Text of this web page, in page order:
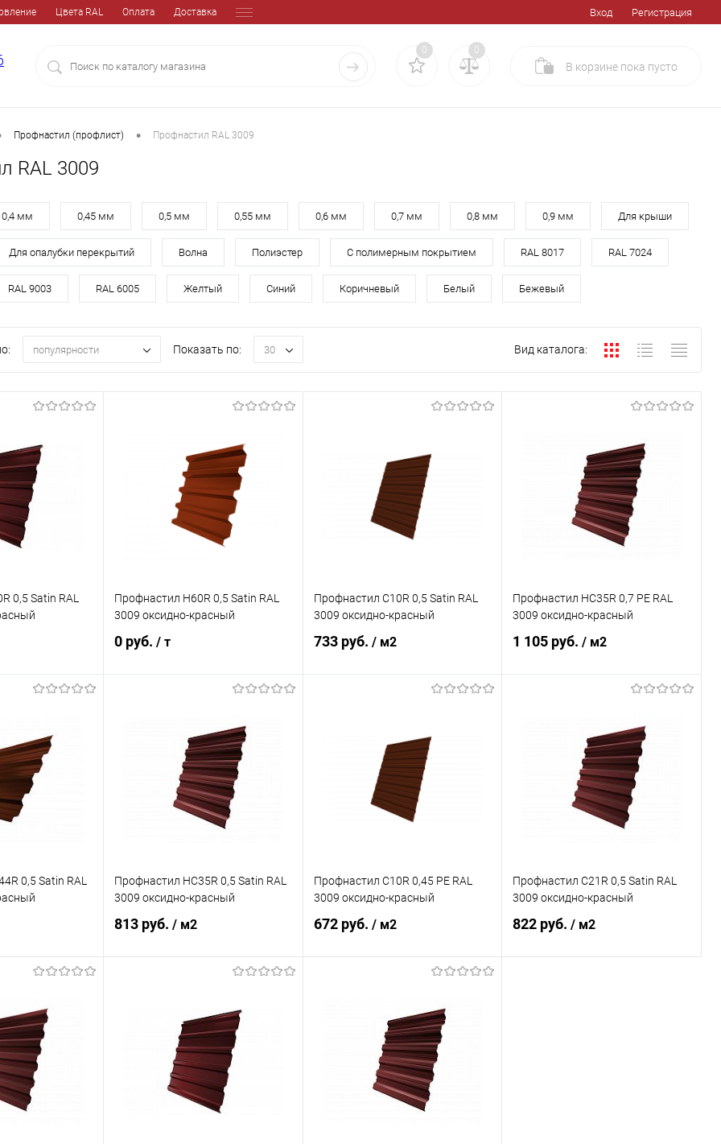
Цвета RAL Оплата Доставка Вход Регистрация
0 0
В корзине пока пусто
Профнастил (профлист) • Профнастил RAL 3009
RAL 3009
0,4 мм 0,45 мм 0,5 мм 0,55 мм 0,6 мм 0,7 мм 0,8 мм 0,9 мм Для крыши
Для опалубки перекрытий Волна Полиэстер С полимерным покрытием RAL 8017 RAL 7024
RAL 9003 RAL 6005 Желтый Синий Коричневый Белый Бежевый
популярности Показать по: 30 Вид каталога:
0,5 Satin RAL
Сравнение
Под заказ
Профнастил Н60R 0,5 Satin RAL
3009 оксидно-красный
0 руб. / т
Купить в 1 клик Сравнение
В избранное Под заказ
Профнастил С10R 0,5 Satin RAL
3009 оксидно-красный
733 руб. / м2
Купить в 1 клик Сравнение
В избранное
Профнастил НС35R 0,7 PE RAL
3009 оксидно-красный
1 105 руб./ м2
Купить в 1 клик Сравнение
В избранное Под заказ
0,5 Satin RAL
Сравнение
Под заказ
Профнастил НС35R 0,5 Satin RAL
3009 оксидно-красный
813 руб. / м2
Купить в 1 клик Сравнение
В избранное Под заказ
Профнастил С10R 0,45 PE RAL
3009 оксидно-красный
672 руб. / м2
Купить в 1 клик Сравнение
В избранное Под заказ
Профнастил С21R 0,5 Satin RAL
3009 оксидно-красный
822 руб./ м2